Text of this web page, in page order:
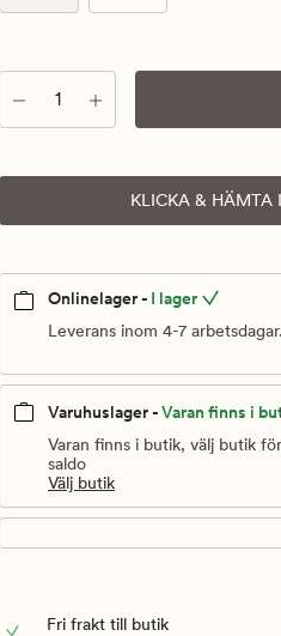
Antal
KLICKA & HÄMTA
Onlinelager - I lager
Leverans inom 4-7 arbetsdagar.
Varuhuslager -Varan finns i
Varan finns i butik, välj butik
saldo
Välj butik
Fri frakt till butik